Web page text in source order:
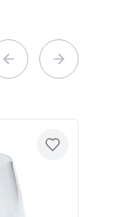
Toevoegen
Previous slideNext slide